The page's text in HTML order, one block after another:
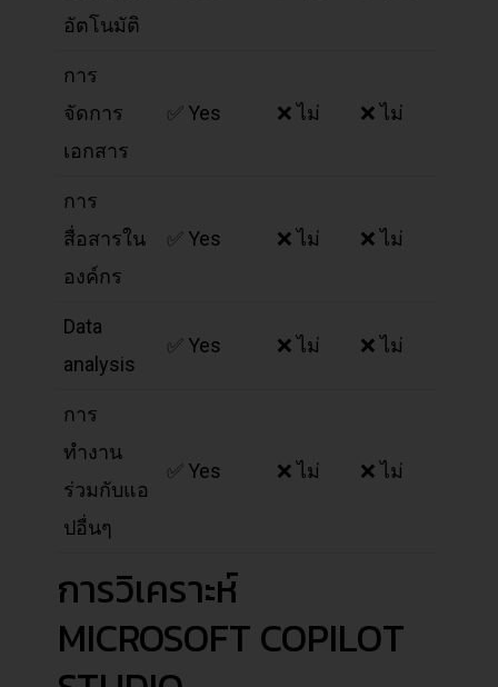
อัตโนมัติ
การ
จัดการ
เอกสาร
✅ Yes ❌ ไม่ ❌ ไม่
การ
สื่อสารใน
องค์กร
✅ Yes ❌ ไม่ ❌ ไม่
Data
analysis
✅ Yes ❌ ไม่ ❌ ไม่
การ
ทำงาน
ร่วมกับแอ
ปอื่นๆ
✅ Yes ❌ ไม่ ❌ ไม่
การวิเคราะห์
MICROSOFT COPILOT